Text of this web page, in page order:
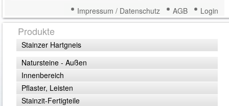
Impressum / Datenschutz AGB Login
Produkte
Stainzer Hartgneis
Natursteine - Außen
Innenbereich
Pflaster, Leisten
Stainzit-Fertigteile